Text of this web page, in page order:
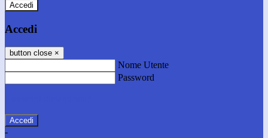
Accedi
Accedi
button close ×
Nome Utente
Password
-